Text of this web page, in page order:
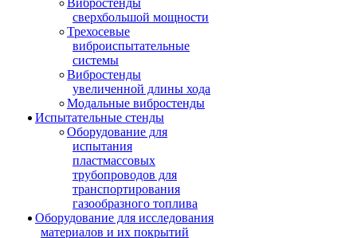
Вибростенды
сверхбольшой мощности
Трехосевые
виброиспытательные
системы
Вибростенды
увеличенной длины хода
Модальные вибростенды
Испытательные стенды
Оборудование для
испытания
пластмассовых
трубопроводов для
транспортирования
газообразного топлива
Оборудование для исследования
материалов и их покрытий